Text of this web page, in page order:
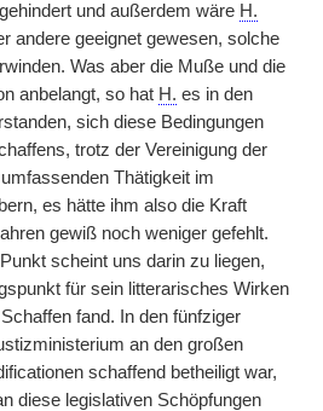
und außerdem wäre H.
andere geeignet gewesen, solche
Was aber die Muße und die
anbelangt, so hat H. es in den
sich diese Bedingungen
trotz der Vereinigung der
Thätigkeit im
es hätte ihm also die Kraft
gewiß noch weniger gefehlt.
scheint uns darin zu liegen,
für sein litterarisches Wirken
fand. In den fünfziger
an den großen
schaffend betheiligt war,
diese legislativen Schöpfungen